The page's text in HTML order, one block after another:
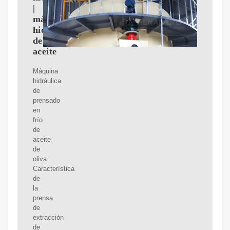
|
máquina
hidráulica
de
aceite
Máquina
hidráulica
de
prensado
en
frío
de
aceite
de
oliva
Característica
de
la
prensa
de
extracción
de